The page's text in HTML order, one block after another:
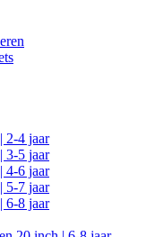
2-4 jaar
3-5 jaar
4-6 jaar
5-7 jaar
6-8 jaar